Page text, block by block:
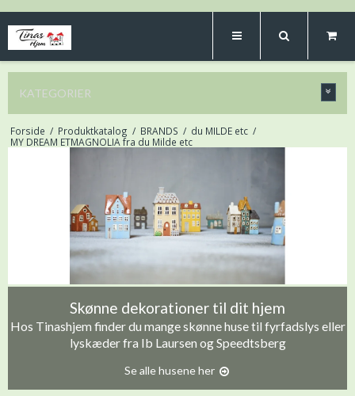
KATEGORIER
Forside / Produktkatalog / BRANDS / du MILDE etc /
MY DREAM ETMAGNOLIA fra du Milde etc
Skønne dekorationer til dit hjem
Hos Tinashjem finder du mange skønne huse til fyrfadslys eller
lyskæder fra Ib Laursen og Speedtsberg
Se alle husene her